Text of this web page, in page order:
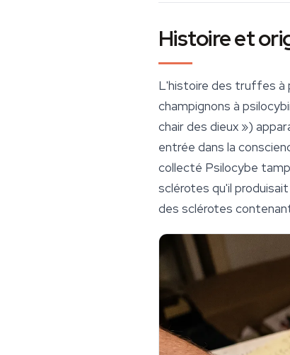
Histoire et
L'histoire des truffes à
champignons à
chair des dieux »)
entrée dans la
collecté Psilocybe
sclérotes qu'il
des sclérotes